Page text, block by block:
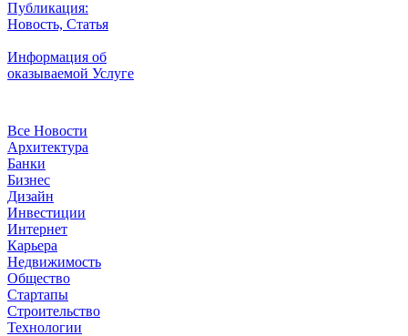
Публикация:
Новость, Статья
Информация об
оказываемой Услуге
Все Новости
Архитектура
Банки
Бизнес
Дизайн
Инвестиции
Интернет
Карьера
Недвижимость
Общество
Стартапы
Строительство
Технологии